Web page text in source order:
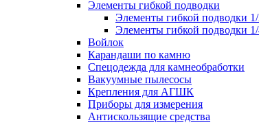
Элементы гибкой подводки
Элементы гибкой подводки
Элементы гибкой подводки
Войлок
Карандаши по камню
Спецодежда для камнеобработки
Вакуумные пылесосы
Крепления для АГШК
Приборы для измерения
Антискользящие средства